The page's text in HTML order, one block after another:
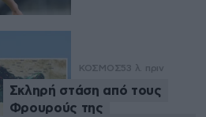
ΚΟΣΜΟΣ53 λ. πριν
Σκληρή στάση από τους
Φρουρούς της